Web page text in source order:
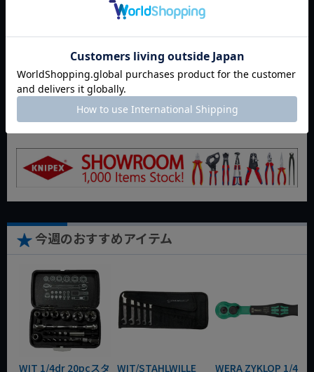
◇ブログをチェックする◇
狭い箇所にはこのビットツイスターセット!
返品特約について
商品についてのお問い合わせ
今週のおすすめアイテム
WIT 1/4dr 20pcスタ WIT/STAHLWILLE
WERA ZYKLOP 1/4"